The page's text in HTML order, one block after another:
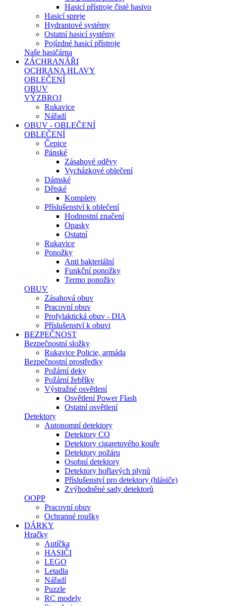
Hasicí přístroje čisté hasivo
Hasicí spreje
Hydrantové systémy
Ostatní hasicí systémy
Pojízdné hasicí přístroje
Naše hasičárna
ZÁCHRANÁŘI
OCHRANA HLAVY
OBLEČENÍ
OBUV
VÝZBROJ
Rukavice
Nářadí
OBUV - OBLEČENÍ
OBLEČENÍ
Čepice
Pánské
Zásahové oděvy
Vycházkové oblečení
Dámské
Dětské
Komplety
Příslušenství k oblečení
Hodnostní značení
Opasky
Ostatní
Rukavice
Ponožky
Anti bakteriální
Funkční ponožky
Termo ponožky
OBUV
Zásahová obuv
Pracovní obuv
Profylaktická obuv - DIA
Příslušenství k obuvi
BEZPEČNOST
Bezpečnostní složky
Rukavice Policie, armáda
Bezpečnostní prostředky
Požární deky
Požární žebříky
Výstražné osvětlení
Osvětlení Power Flash
Ostatní osvětlení
Detektory
Autonomní detektory
Detektory CO
Detektory cigaretového kouře
Detektory požáru
Osobní detektory
Detektory hořlavých plynů
Příslušenství pro detektory (hlásiče)
Zvýhodněné sady detektorů
OOPP
Pracovní obuv
Ochranné roušky
DÁRKY
Hračky
Autíčka
HASIČI
LEGO
Letadla
Nářadí
Puzzle
RC modely